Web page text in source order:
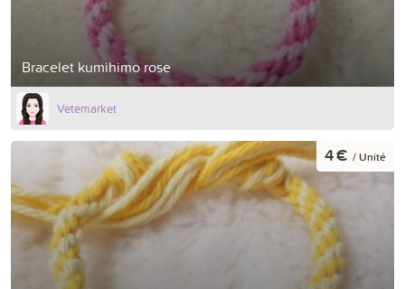
Bracelet kumihimo rose
Vetemarket
4 € / Unité